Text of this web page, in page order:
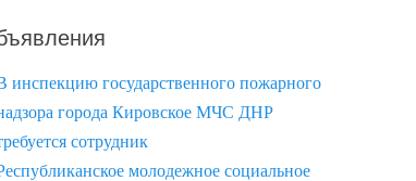
инспекцию государственного пожарного
города Кировское МЧС ДНР
сотрудник
молодежное социальное